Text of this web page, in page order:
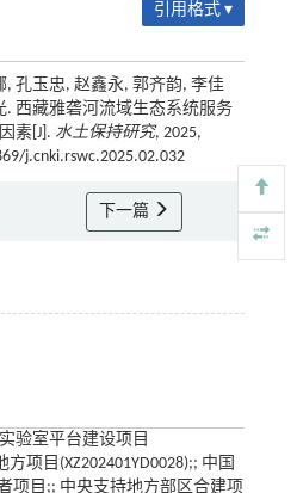
引用格式 ▾
孔玉忠, 赵鑫永, 郭齐韵, 李佳
. 西藏雅砻河流域生态系统服务
素[J]. 水土保持研究, 2025,
j.cnki.rswc.2025.02.032
下一篇
验室平台建设项目
方项目(XZ202401YD0028);; 中国
项目;; 中央支持地方部区合建项